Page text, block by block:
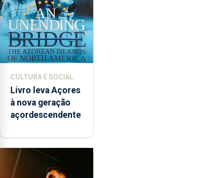
CULTURA E SOCIAL
Livro leva Açores
à nova geração
açordescendente